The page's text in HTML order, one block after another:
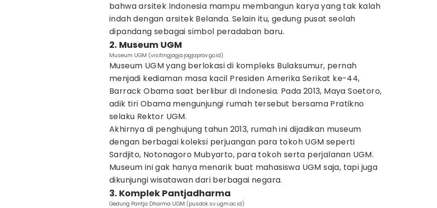
bahwa arsitek Indonesia mampu membangun karya yang tak kalah
indah dengan arsitek Belanda. Selain itu, gedung pusat seolah
dipandang sebagai simbol peradaban baru.
2. Museum UGM
Museum UGM (visitingjogja.jogjaprov.go.id)
Museum UGM yang berlokasi di kompleks Bulaksumur, pernah
menjadi kediaman masa kacil Presiden Amerika Serikat ke-44,
Barrack Obama saat berlibur di Indonesia. Pada 2013, Maya Soetoro,
adik tiri Obama mengunjungi rumah tersebut bersama Pratikno
selaku Rektor UGM.
Akhirnya di penghujung tahun 2013, rumah ini dijadikan museum
dengan berbagai koleksi perjuangan para tokoh UGM seperti
Sardjito, Notonagoro Mubyarto, para tokoh serta perjalanan UGM.
Museum ini gak hanya menarik buat mahasiswa UGM saja, tapi juga
dikunjungi wisatawan dari berbagai negara.
3. Komplek Pantjadharma
Gedung Pantja Dharma UGM (pusdok.sv.ugm.ac.id)